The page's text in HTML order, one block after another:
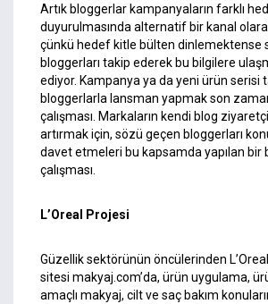
Artık bloggerlar kampanyaların farklı
duyurulmasında alternatif bir kanal
çünkü hedef kitle bülten dinlemektense
bloggerları takip ederek bu bilgilere
ediyor. Kampanya ya da yeni ürün serisi
bloggerlarla lansman yapmak son
çalışması. Markaların kendi blog ziyaretçi
artırmak için, sözü geçen bloggerları
davet etmeleri bu kapsamda yapılan bir
çalışması.
L’Oreal Projesi
Güzellik sektörünün öncülerinden
sitesi makyaj.com’da, ürün uygulama,
amaçlı makyaj, cilt ve saç bakım